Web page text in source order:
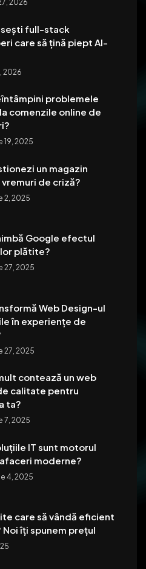
2026
full-stack
care să țină piept AI-
2026
problemele
comenzile online de
19, 2025
un magazin
vremuri de criză?
2, 2025
Google efectul
plătite?
27, 2025
Web Design-ul
în experiențe de
27, 2025
contează un web
calitate pentru
ta?
7, 2025
IT sunt motorul
moderne?
4, 2025
care să vândă eficient
Noi îți spunem prețul